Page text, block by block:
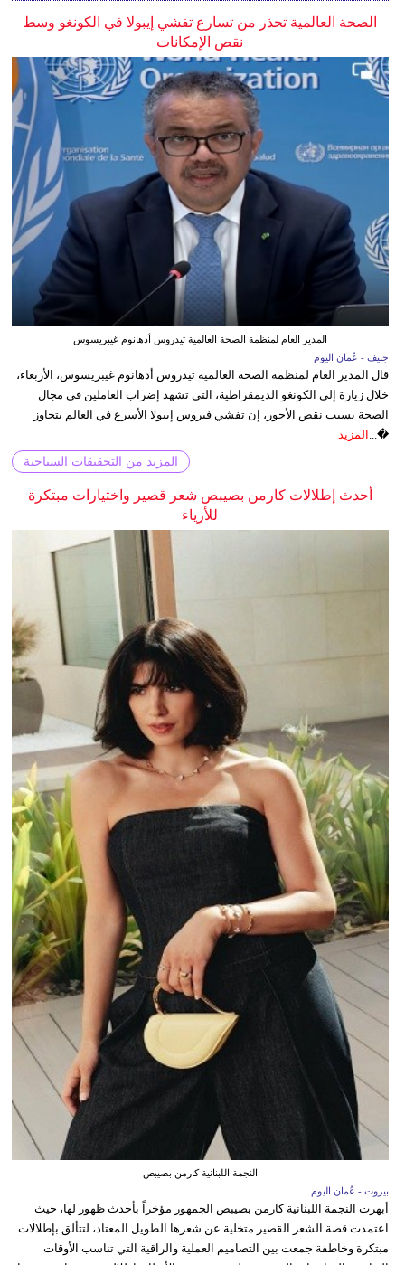
الصحة العالمية تحذر من تسارع تفشي إيبولا في الكونغو وسط
نقص الإمكانات
المدير العام لمنظمة الصحة العالمية تيدروس أدهانوم غيبريسوس
جنيف - عُمان اليوم
قال المدير العام لمنظمة الصحة العالمية تيدروس أدهانوم غيبريسوس، الأربعاء،
خلال زيارة إلى الكونغو الديمقراطية، التي تشهد إضراب العاملين في مجال
الصحة بسبب نقص الأجور، إن تفشي فيروس إيبولا الأسرع في العالم يتجاوز
�...
المزيد
المزيد من التحقيقات السياحية
أحدث إطلالات كارمن بصيبص شعر قصير واختيارات مبتكرة
للأزياء
النجمة اللبنانية كارمن بصيبص
بيروت - عُمان اليوم
أبهرت النجمة اللبنانية كارمن بصيبص الجمهور مؤخراً بأحدث ظهور لها، حيث
اعتمدت قصة الشعر القصير متخلية عن شعرها الطويل المعتاد، لتتألق بإطلالات
مبتكرة وخاطفة جمعت بين التصاميم العملية والراقية التي تناسب الأوقات